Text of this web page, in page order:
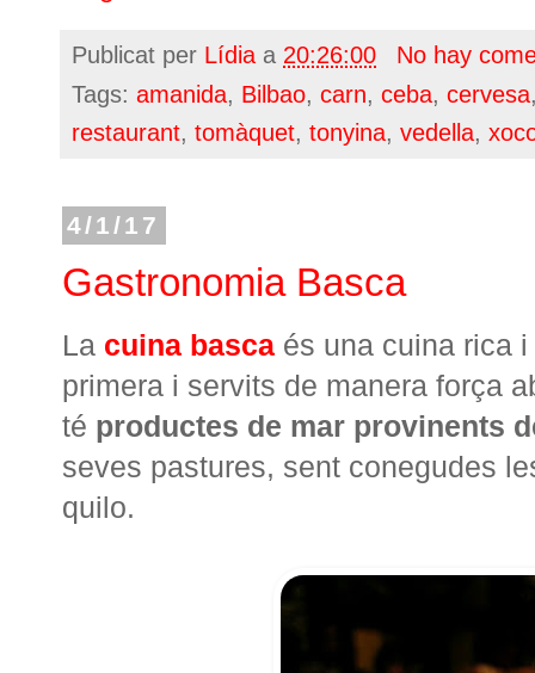
Publicat per Lídia a 20:26:00
No hay
Tags: amanida, Bilbao, carn, ceba, cervesa
restaurant, tomàquet, tonyina, vedella,
4/1/17
Gastronomia Basca
La cuina basca és una cuina rica
primera i servits de manera força
té productes de mar provinents
seves pastures, sent conegudes
quilo.